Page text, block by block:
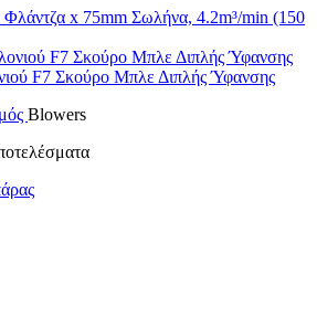
x 75mm Σωλήνα, 4.2m³/min (150
F7 Σκούρο Μπλε Διπλής Ύφανσης
Blowers